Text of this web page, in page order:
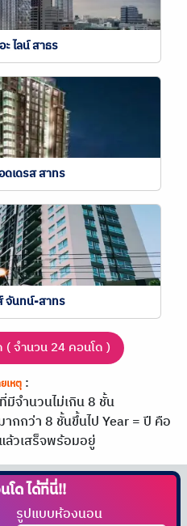
ะ ไลน์ สาธร
ดเดรส สาทร
จันทน์-สาทร
จำนวน 24 คอนโด )
เหตุ:
จำนวนไม่เกิน 8 ชั้น
กกว่า 8 ชั้นขึ้นไปYear = ปี คือ
ล้วเสร็จพร้อมอยู่
โดได้ที่นี่!!
รูปแบบห้องนอน